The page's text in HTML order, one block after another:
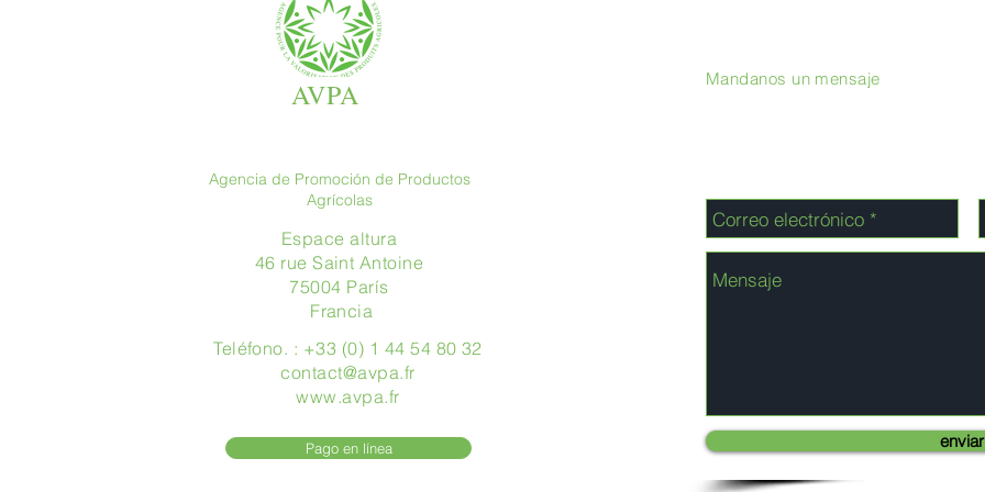
AVPA
Agencia de Promoción de Productos
Agrícolas
Espace altura
46 rue Saint Antoine
75004 París
​ Francia
Teléfono. : +33 (0) 1 44 54 80 32
contact@avpa.fr
www.avpa.fr
Pago en línea
Mandanos un mensaje